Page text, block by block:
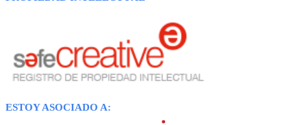
ESTOY ASOCIADO A: